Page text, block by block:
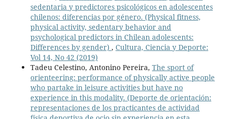
sedentaria y predictores psicológicos en adolescentes
chilenos: diferencias por género. (Physical fitness,
physical activity, sedentary behavior and
psychological predictors in Chilean adolescents:
Differences by gender) , Cultura, Ciencia y Deporte:
Vol 14, No 42 (2019)
Tadeu Celestino, Antonino Pereira, The sport of
orienteering: performance of physically active people
who partake in leisure activities but have no
experience in this modality. (Deporte de orientación:
representaciones de los practicantes de actividad